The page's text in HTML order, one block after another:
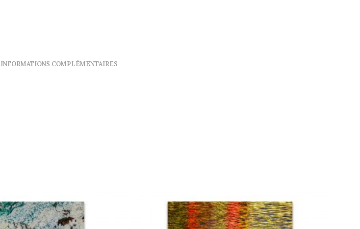
INFORMATIONS COMPLÉMENTAIRES